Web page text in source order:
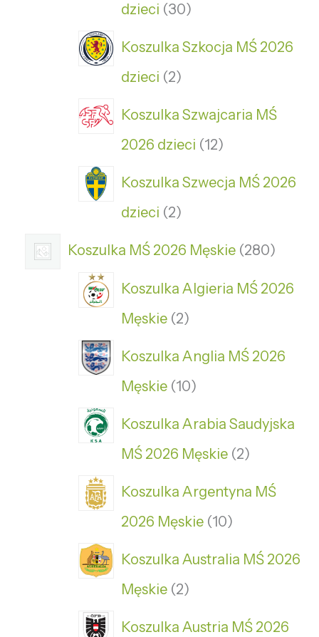
dzieci 30
Koszulka Szkocja MŚ 2026
dzieci 2
Koszulka Szwajcaria MŚ
2026 dzieci 12
Koszulka Szwecja MŚ 2026
dzieci 2
Koszulka MŚ 2026 Męskie 280
Koszulka Algieria MŚ 2026
Męskie 2
Koszulka Anglia MŚ 2026
Męskie 10
Koszulka Arabia Saudyjska
MŚ 2026 Męskie 2
Koszulka Argentyna MŚ
2026 Męskie 10
Koszulka Australia MŚ 2026
Męskie 2
Koszulka Austria MŚ 2026